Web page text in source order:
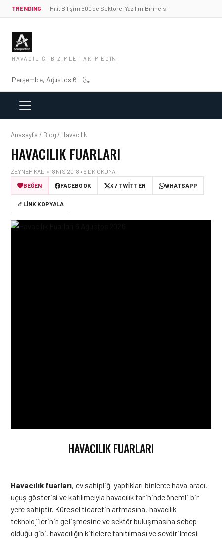
TRENDING Hitit Bilişim 500’de Sektörel Yazılım Birincisi
HAVACILIĞI BIZIMLE TAKIP EDIN
Perşembe, Ağustos 6
Anasayfa / Blog / Havacılık
HAVACILIK FUARLARI
ZEYNEP KALI • 18 NIS 2018 • 6 DK OKUMA
BEĞEN
FACEBOOK X / TWITTER WHATSAPP
LINK KOPYALA
HAVACILIK FUARLARI
Havacılık fuarları, ev sahipliği yaptıkları binlerce hava aracı,
uçuş gösterisi ve katılımcıyla havacılık tarihinde önemli bir
yere sahiptir. Küresel ticaretin artmasına, havacılık
teknolojilerinin gelişmesine ve sektör buluşmasına sebep
olduğu gibi, havacılığın kitlelere tanıtılması ve sevdirilmesi